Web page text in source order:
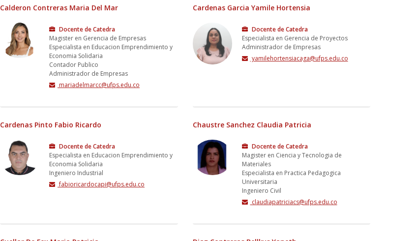
Calderon Contreras Maria Del Mar
Docente de Catedra
Magister en Gerencia de Empresas
Especialista en Educacion Emprendimiento y
Economia Solidaria
Contador Publico
Administrador de Empresas
mariadelmarcc@ufps.edu.co
Cardenas Garcia Yamile Hortensia
Docente de Catedra
Especialista en Gerencia de Proyectos
Administrador de Empresas
yamilehortensiacaga@ufps.edu.co
Cardenas Pinto Fabio Ricardo
Docente de Catedra
Especialista en Educacion Emprendimiento y
Economia Solidaria
Ingeniero Industrial
fabioricardocapi@ufps.edu.co
Chaustre Sanchez Claudia Patricia
Docente de Catedra
Magister en Ciencia y Tecnologia de
Materiales
Especialista en Practica Pedagogica
Universitaria
Ingeniero Civil
claudiapatriciacs@ufps.edu.co